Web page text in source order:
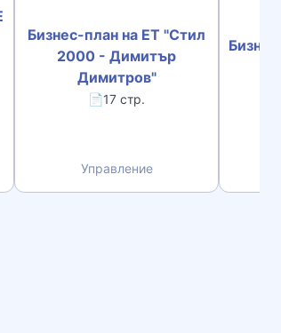
Бизнес-план на ЕТ "Стил
2000 - Димитър
Димитров"
📄17 стр.
Управление